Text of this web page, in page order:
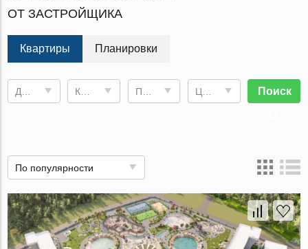
ОТ ЗАСТРОЙЩИКА
Квартиры Планировки
Поиск
По популярности